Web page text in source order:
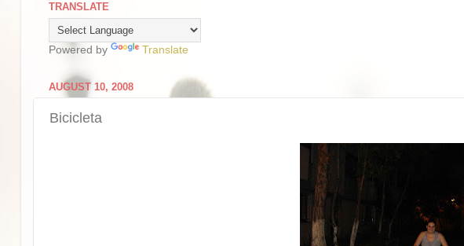
TRANSLATE
Powered by Translate
AUGUST 10, 2008
Bicicleta